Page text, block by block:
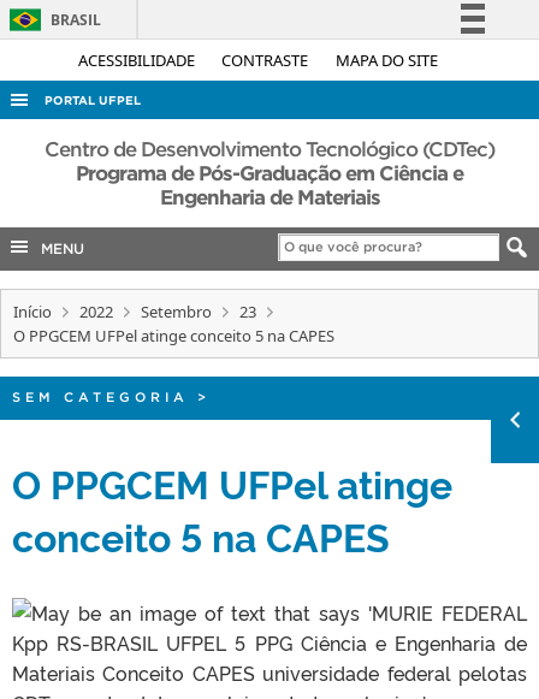
ACESSIBILIDADE CONTRASTE MAPA DO SITE
BRASIL
Simplifique!
Acesso à informação
Legislação
Canais
PORTAL UFPEL
ACESSO À INFORMAÇÃO
AUDITORIA
EDITAIS
INTERNACIONAL
Centro de Desenvolvimento Tecnológico (CDTec)
Programa de Pós-Graduação em Ciência e
Engenharia de Materiais
MENU
Início 2022 Setembro
23
O PPGCEM UFPel atinge conceito 5 na CAPES
SEM CATEGORIA >
O PPGCEM UFPel atinge
conceito 5 na CAPES